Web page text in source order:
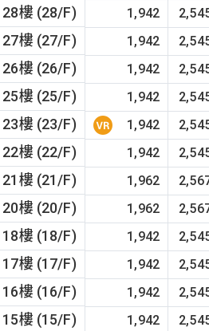
28樓 (28/F)
27樓 (27/F)
26樓 (26/F)
25樓 (25/F)
23樓 (23/F)
22樓 (22/F)
21樓 (21/F)
20樓 (20/F)
18樓 (18/F)
17樓 (17/F)
16樓 (16/F)
15樓 (15/F)
1,942
1,942
1,942
1,942
1,942
1,942
1,962
1,962
1,942
1,942
1,942
1,942